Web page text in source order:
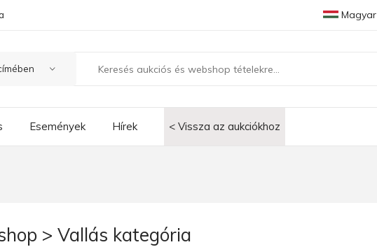
Magyar
Események Hírek < Vissza az aukciókhoz
> Vallás kategória